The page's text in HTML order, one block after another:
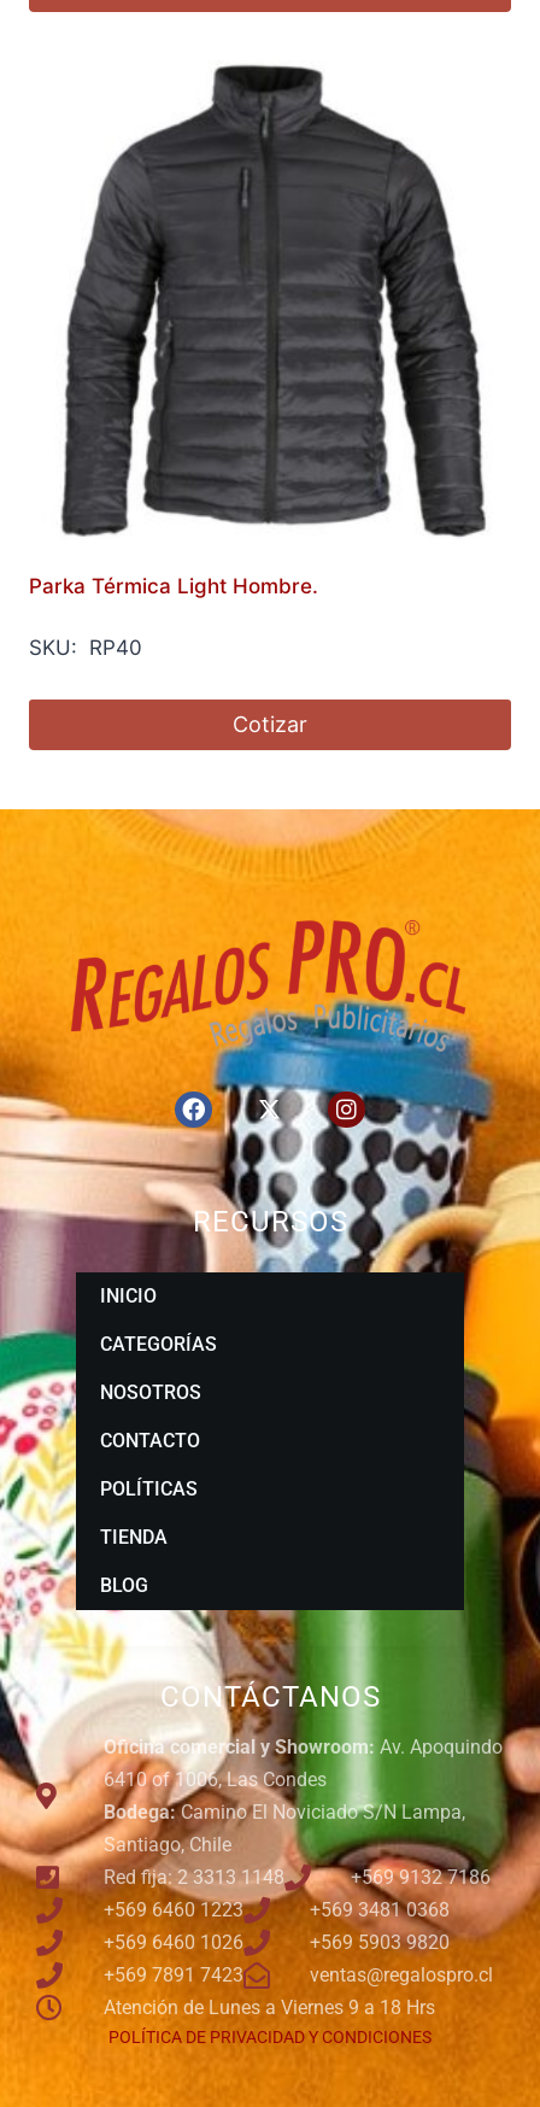
Parka Térmica Light Hombre.
SKU: RP40
Cotizar
CONTÁCTANOS
Oficina comercial y Showroom: Av. Apoquindo
6410 of 1006, Las Condes
Bodega:Camino El Noviciado S/N Lampa,
Santiago, Chile
Red fija: 2 3313 1148
+569 9132 7186
+569 6460 1223
+569 3481 0368
+569 6460 1026
+569 5903 9820
+569 7891 7423
ventas@regalospro.cl
Atención de Lunes a Viernes 9 a 18 Hrs
POLÍTICA DE PRIVACIDAD Y CONDICIONES
RECURSOS
INICIO
CATEGORÍAS
NOSOTROS
CONTACTO
POLÍTICAS
TIENDA
BLOG